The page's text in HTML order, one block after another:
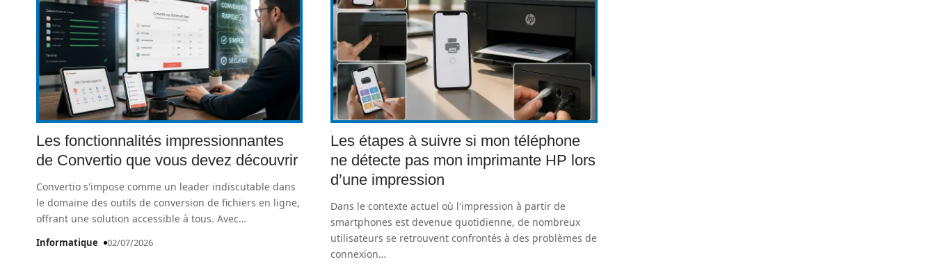
Les fonctionnalités impressionnantes
de Convertio que vous devez découvrir
Convertio s'impose comme un leader indiscutable dans
le domaine des outils de conversion de fichiers en ligne,
offrant une solution accessible à tous. Avec…
Informatique 02/07/2026
Les étapes à suivre si mon téléphone
ne détecte pas mon imprimante HP lors
d’une impression
Dans le contexte actuel où l'impression à partir de
smartphones est devenue quotidienne, de nombreux
utilisateurs se retrouvent confrontés à des problèmes de
connexion…